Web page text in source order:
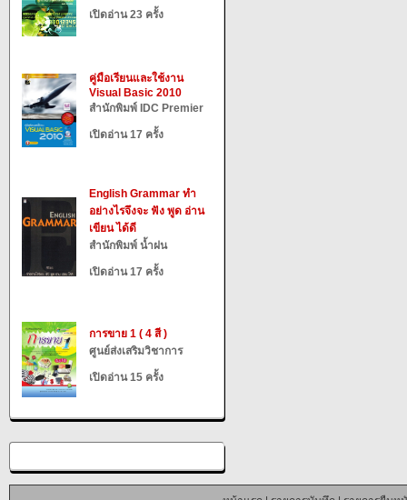
เปิดอ่าน 23 ครั้ง
คู่มือเรียนและใช้งาน
Visual Basic 2010
สำนักพิมพ์ IDC Premier
เปิดอ่าน 17 ครั้ง
English Grammar ทำ
อย่างไรจึงจะ ฟัง พูด อ่าน
เขียน ได้ดี
สำนักพิมพ์ น้ำฝน
เปิดอ่าน 17 ครั้ง
การขาย 1 ( 4 สี )
ศูนย์ส่งเสริมวิชาการ
เปิดอ่าน 15 ครั้ง